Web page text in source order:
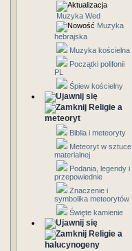
Muzyka Wed
Muzyka
hebrajska
Muzyka kościelna
Początki polifonii
PL
Śpiew kościelny
Religie a
meteoryt
Biblia i meteoryty
Meteoryt w sztuce
materialnej
Podania, legendy i
przepowiednie
Znaczenie i
symbolika meteorytów
Święte kamienie
Religie a
halucynogeny